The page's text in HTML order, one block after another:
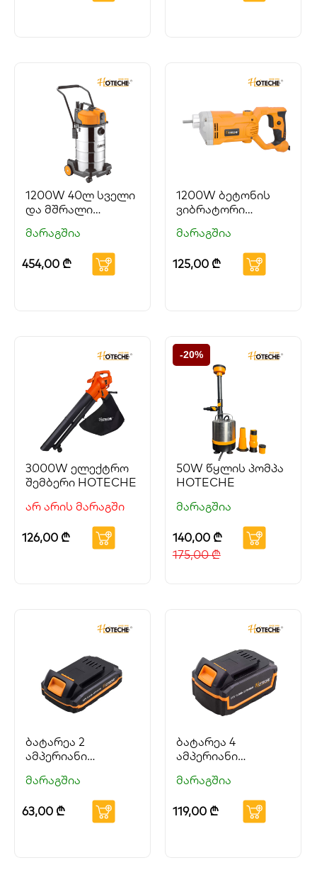
1200W 40ლ სველი
და მშრალი
მტვერსასრუტი
მარაგშია
454,00 ₾
1200W ბეტონის
ვიბრატორი
მარაგშია
125,00 ₾
3000W ელექტრო
შემბერი HOTECHE
არ არის მარაგში
126,00 ₾
-20%
50W წყლის პომპა
HOTECHE
მარაგშია
140,00 ₾
175,00₾
ბატარეა 2
ამპერიანი
მარაგშია
63,00 ₾
ბატარეა 4
ამპერიანი
მარაგშია
119,00 ₾